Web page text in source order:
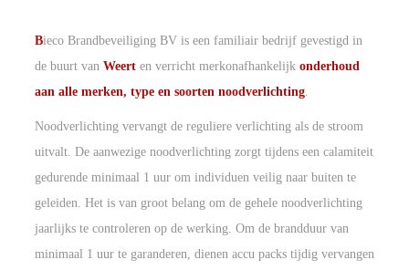
Bieco Brandbeveiliging BV is een familiair bedrijf gevestigd in
de buurt van Weert en verricht merkonafhankelijk onderhoud
aan alle merken, type en soorten noodverlichting
Noodverlichting vervangt de reguliere verlichting als de stroom
uitvalt. De aanwezige noodverlichting zorgt tijdens een calamiteit
gedurende minimaal 1 uur om individuen veilig naar buiten te
geleiden. Het is van groot belang om de gehele noodverlichting
jaarlijks te controleren op de werking. Om de brandduur van
minimaal 1 uur te garanderen, dienen accu packs tijdig vervangen